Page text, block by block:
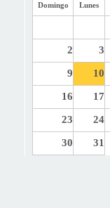
Domingo Lunes
2 3
9 10
16 17
23 24
30 31